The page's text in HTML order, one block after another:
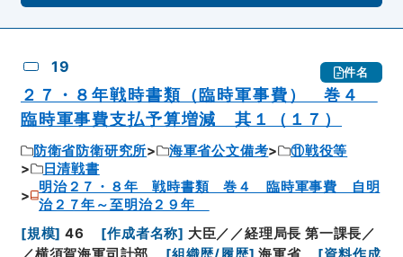
19 件名
２７・８年戦時書類（臨時軍事費） 巻４
臨時軍事費支払予算増減 其１（１７）
防衛省防衛研究所 海軍省公文備考
⑪戦役等
日清戦書
明治２７・８年 戦時書類 巻４ 臨時軍事費 自明
治２７年～至明治２９年
[規模] 46 [作成者名称] 大臣／／経理局長 第一課長／